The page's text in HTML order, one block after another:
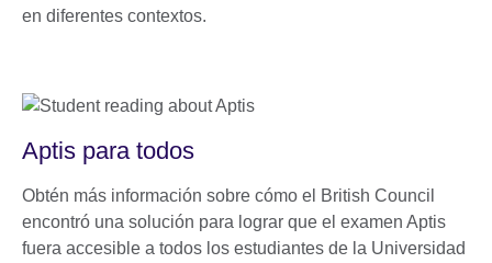
en diferentes contextos.
Aptis para todos
Obtén más información sobre cómo el British Council
encontró una solución para lograr que el examen Aptis
fuera accesible a todos los estudiantes de la Universidad